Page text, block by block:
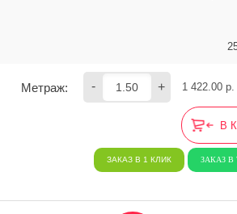
Метраж: - + 1 422.00 р.
В
ЗАКАЗ В 1 КЛИК ЗАКАЗ В